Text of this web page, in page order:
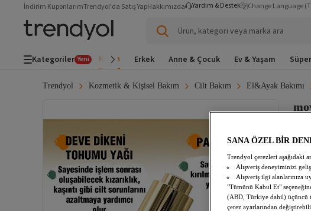
İndirim KuponlarımTrendyol'da Satış YapHakkımızda Yardım & Destek Change Language
Ürün, kategori veya marka ara
Kategoriler Yeni Kadın Erkek Anne & Çocuk Ev & Yaşam
Trendyol Kozmetik & Kişisel Bakım Cilt Bakım El&Ayak Bakımı
SANA ÖZEL BİR
Trendyol çerezleri aşağıdaki
Alışveriş deneyiminizi
Alışveriş ilgi alanlarınıza
"Tümünü Kabul Et"
(ABD, Türkiye dahil) üçüncü
çerez ayarlarından